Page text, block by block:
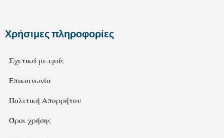
Χρήσιμες πληροφορίες
Σχετικά με εμάς
Επικοινωνία
Πολιτική Απορρήτου
Όροι χρήσης